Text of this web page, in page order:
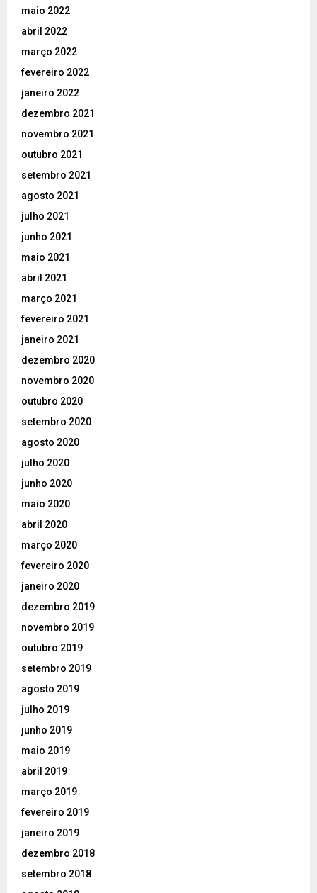
maio 2022
abril 2022
março 2022
fevereiro 2022
janeiro 2022
dezembro 2021
novembro 2021
outubro 2021
setembro 2021
agosto 2021
julho 2021
junho 2021
maio 2021
abril 2021
março 2021
fevereiro 2021
janeiro 2021
dezembro 2020
novembro 2020
outubro 2020
setembro 2020
agosto 2020
julho 2020
junho 2020
maio 2020
abril 2020
março 2020
fevereiro 2020
janeiro 2020
dezembro 2019
novembro 2019
outubro 2019
setembro 2019
agosto 2019
julho 2019
junho 2019
maio 2019
abril 2019
março 2019
fevereiro 2019
janeiro 2019
dezembro 2018
setembro 2018